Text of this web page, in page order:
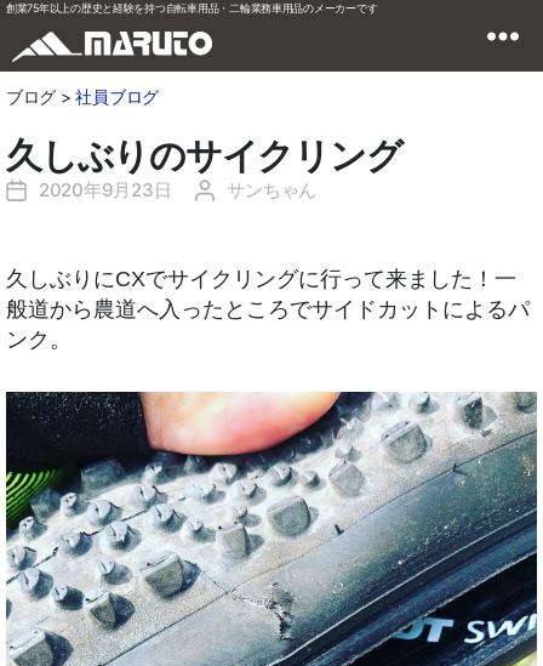
創業75年以上の歴史と経験を持つ自転車用品・二輪業務車用品のメーカーです
ブログ >社員ブログ
久しぶりのサイクリング
投
2020年9月23日
投
サンちゃん
久しぶりにCXでサイクリングに行って来ました！一
般道から農道へ入ったところでサイドカットによるパ
ンク。